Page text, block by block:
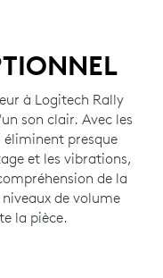
à Logitech Rally
son clair. Avec les
presque
et les vibrations,
de la
de volume
la pièce.